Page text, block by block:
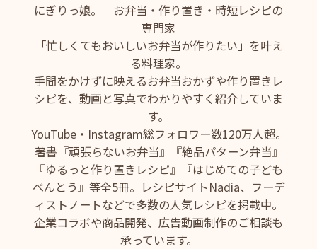
にぎりっ娘。｜お弁当・作り置き・時短レシピの
専門家
「忙しくてもおいしいお弁当が作りたい」を叶え
る料理家。
手間をかけずに映えるお弁当おかずや作り置きレ
シピを、動画と写真でわかりやすく紹介していま
す。
YouTube・Instagram総フォロワー数120万人超。
著書『頑張らないお弁当』『絶品パターン弁当』
『ゆるっと作り置きレシピ』『はじめての子ども
べんとう』等全5冊。レシピサイトNadia、フーデ
ィストノートなどで多数の人気レシピを掲載中。
企業コラボや商品開発、広告動画制作のご相談も
承っています。